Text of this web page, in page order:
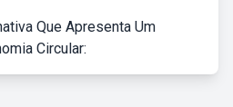
Que Apresenta Um
Circular: